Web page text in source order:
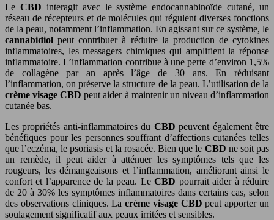
Le CBD interagit avec le système endocannabinoïde cutané, un
réseau de récepteurs et de molécules qui régulent diverses fonctions
de la peau, notamment l’inflammation. En agissant sur ce système, le
cannabidiolpeut contribuer à réduire la production de cytokines
inflammatoires, les messagers chimiques qui amplifient la réponse
inflammatoire. L’inflammation contribue à une perte d’environ 1,5%
de collagène par an après l’âge de 30 ans. En réduisant
l’inflammation, on préserve la structure de la peau. L’utilisation de la
crème visage CBDpeut aider à maintenir un niveau d’inflammation
cutanée bas.
Les propriétés anti-inflammatoires du CBDpeuvent également être
bénéfiques pour les personnes souffrant d’affections cutanées telles
que l’eczéma, le psoriasis et la rosacée. Bien que le CBD ne soit pas
un remède, il peut aider à atténuer les symptômes tels que les
rougeurs, les démangeaisons et l’inflammation, améliorant ainsi le
confort et l’apparence de la peau. LeCBD pourrait aider à réduire
de 20 à 30% les symptômes inflammatoires dans certains cas, selon
des observations cliniques. Lacrème visage CBDpeut apporter un
soulagement significatif aux peaux irritées et sensibles.